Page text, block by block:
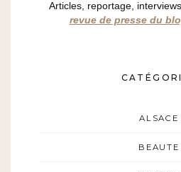
Articles, reportage,
revue de presse du
ALSACE
BEAUTE